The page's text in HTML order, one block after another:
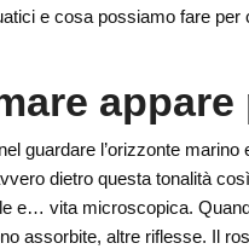
e cosa possiamo fare
guardare l’orizzonte
dietro questa tonalità
e… vita microscopica.
assorbite, altre riflesse. Il